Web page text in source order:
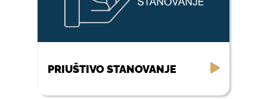
PRIUŠTIVO STANOVANJE